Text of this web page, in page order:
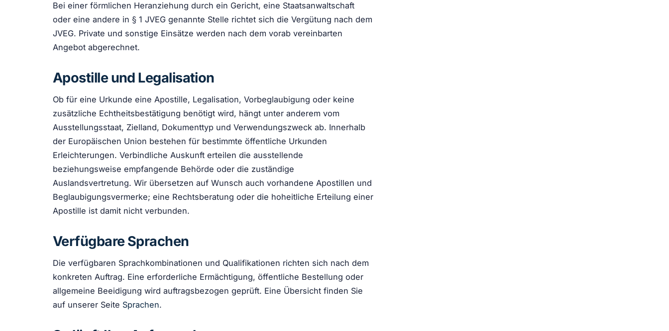
Bei einer förmlichen Heranziehung durch ein Gericht, eine Staatsanwaltschaft
oder eine andere in § 1 JVEG genannte Stelle richtet sich die Vergütung nach dem
JVEG. Private und sonstige Einsätze werden nach dem vorab vereinbarten
Angebot abgerechnet.
Apostille und Legalisation
Ob für eine Urkunde eine Apostille, Legalisation, Vorbeglaubigung oder keine
zusätzliche Echtheitsbestätigung benötigt wird, hängt unter anderem vom
Ausstellungsstaat, Zielland, Dokumenttyp und Verwendungszweck ab. Innerhalb
der Europäischen Union bestehen für bestimmte öffentliche Urkunden
Erleichterungen. Verbindliche Auskunft erteilen die ausstellende
beziehungsweise empfangende Behörde oder die zuständige
Auslandsvertretung. Wir übersetzen auf Wunsch auch vorhandene Apostillen und
Beglaubigungsvermerke; eine Rechtsberatung oder die hoheitliche Erteilung einer
Apostille ist damit nicht verbunden.
Verfügbare Sprachen
Die verfügbaren Sprachkombinationen und Qualifikationen richten sich nach dem
konkreten Auftrag. Eine erforderliche Ermächtigung, öffentliche Bestellung oder
allgemeine Beeidigung wird auftragsbezogen geprüft. Eine Übersicht finden Sie
auf unserer Seite Sprachen.